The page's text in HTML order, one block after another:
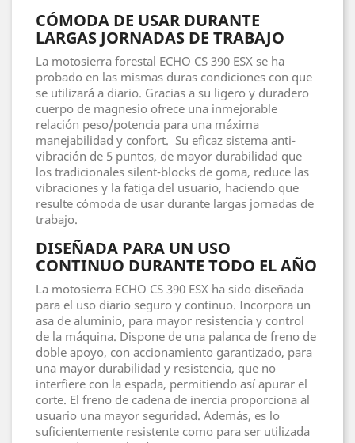
CÓMODA DE USAR DURANTE
LARGAS JORNADAS DE TRABAJO
La motosierra forestal ECHO CS 390 ESX se ha
probado en las mismas duras condiciones con que
se utilizará a diario. Gracias a su ligero y duradero
cuerpo de magnesio ofrece una inmejorable
relación peso/potencia para una máxima
manejabilidad y confort. Su eficaz sistema anti-
vibración de 5 puntos, de mayor durabilidad que
los tradicionales silent-blocks de goma, reduce las
vibraciones y la fatiga del usuario, haciendo que
resulte cómoda de usar durante largas jornadas de
trabajo.
DISEÑADA PARA UN USO
CONTINUO DURANTE TODO EL AÑO
La motosierra ECHO CS 390 ESX ha sido diseñada
para el uso diario seguro y continuo. Incorpora un
asa de aluminio, para mayor resistencia y control
de la máquina. Dispone de una palanca de freno de
doble apoyo, con accionamiento garantizado, para
una mayor durabilidad y resistencia, que no
interfiere con la espada, permitiendo así apurar el
corte. El freno de cadena de inercia proporciona al
usuario una mayor seguridad. Además, es lo
suficientemente resistente como para ser utilizada